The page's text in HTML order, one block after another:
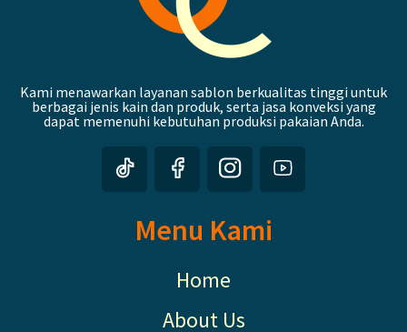
Kami menawarkan layanan sablon berkualitas tinggi untuk
berbagai jenis kain dan produk, serta jasa konveksi yang
dapat memenuhi kebutuhan produksi pakaian Anda.
Menu Kami
Home
About Us